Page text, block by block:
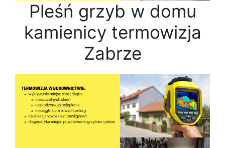
Pleśń grzyb w domu
kamienicy termowizja
Zabrze